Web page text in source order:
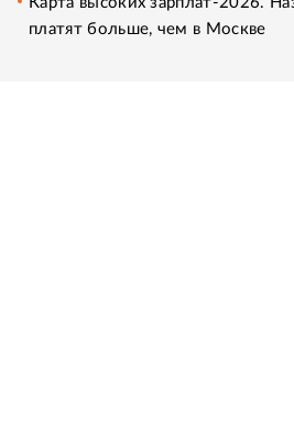
платят больше, чем в Москве